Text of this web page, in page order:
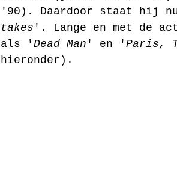
'90). Daardoor staat hij
takes '. Lange en met de
als ' Dead Man ' en ' Paris,
hieronder).